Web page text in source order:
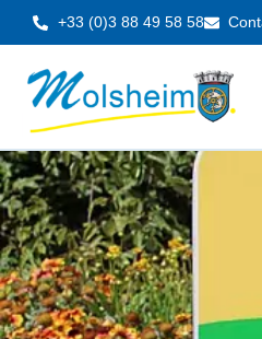
+33 (0)3 88 49 58 58
Panneau de gestion des cookies